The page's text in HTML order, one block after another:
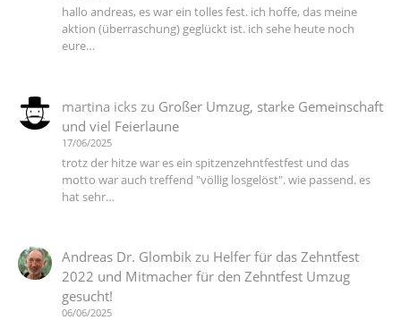
hallo andreas, es war ein tolles fest. ich hoffe, das meine
aktion (überraschung) geglückt ist. ich sehe heute noch
eure…
martina ickszu Großer Umzug, starke Gemeinschaft
und viel Feierlaune
17/06/2025
trotz der hitze war es ein spitzenzehntfestfest und das
motto war auch treffend "völlig losgelöst". wie passend. es
hat sehr…
Andreas Dr. Glombik zu Helfer für das Zehntfest
2022 und Mitmacher für den Zehntfest Umzug
gesucht!
06/06/2025